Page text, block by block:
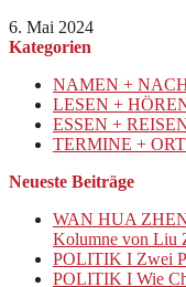
6. Mai 2024
Kategorien
NAMEN +
LESEN +
ESSEN +
TERMINE +
Neueste Beiträge
WAN HUA ZHEN
Kolumne von Liu
POLITIK I Zwei
POLITIK I Wie